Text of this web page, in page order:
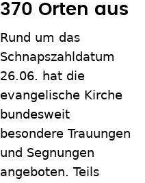
370 Orten aus
Rund um das
Schnapszahldatum
26.06. hat die
evangelische Kirche
bundesweit
besondere Trauungen
und Segnungen
angeboten. Teils